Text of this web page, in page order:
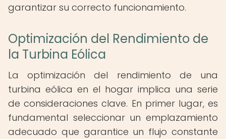
garantizar su correcto funcionamiento.
Optimización del Rendimiento de
la Turbina Eólica
La optimización del rendimiento de una
turbina eólica en el hogar implica una serie
de consideraciones clave. En primer lugar, es
fundamental seleccionar un emplazamiento
adecuado que garantice un flujo constante